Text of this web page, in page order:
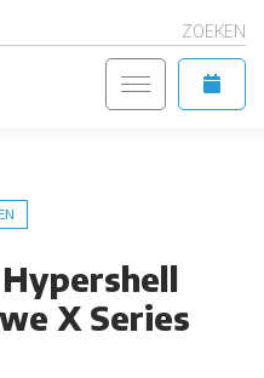
ZOEKEN
X Series